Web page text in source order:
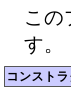
この
す。
コンスト